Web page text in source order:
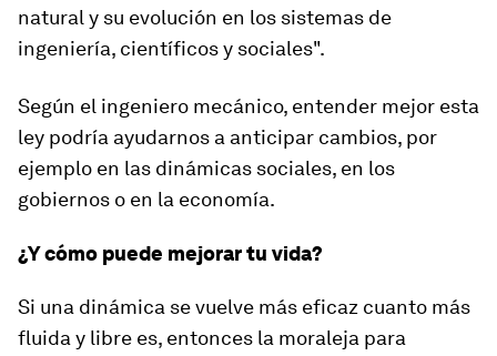
natural y su evolución en los sistemas de
ingeniería, científicos y sociales".
Según el ingeniero mecánico, entender mejor esta
ley podría ayudarnos a anticipar cambios, por
ejemplo en las dinámicas sociales, en los
gobiernos o en la economía.
¿Y cómo puede mejorar tu vida?
Si una dinámica se vuelve más eficaz cuanto más
fluida y libre es, entonces la moraleja para